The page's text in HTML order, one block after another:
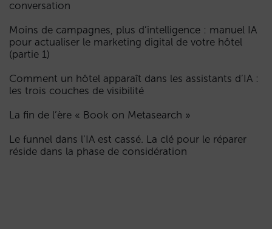
conversation
Moins de campagnes, plus d’intelligence : manuel IA
pour actualiser le marketing digital de votre hôtel
(partie 1)
Comment un hôtel apparaît dans les assistants d’IA :
les trois couches de visibilité
La fin de l’ère « Book on Metasearch »
Le funnel dans l’IA est cassé. La clé pour le réparer
réside dans la phase de considération